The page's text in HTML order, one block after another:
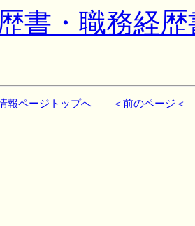
書・職務経
報ページトップへ ＜前のページ＜